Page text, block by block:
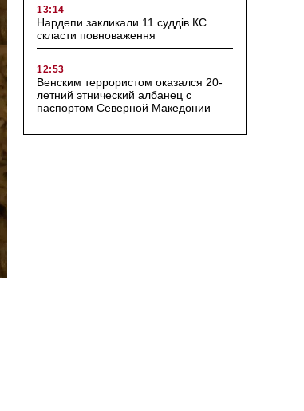
13:14
Нардепи закликали 11 суддів КС
скласти повноваження
12:53
Венским террористом оказался 20-
летний этнический албанец с
паспортом Северной Македонии